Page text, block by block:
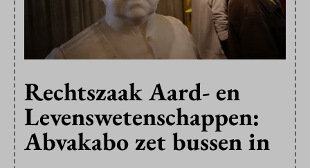
Rechtszaak Aard- en
Levenswetenschappen:
Abvakabo zet bussen in